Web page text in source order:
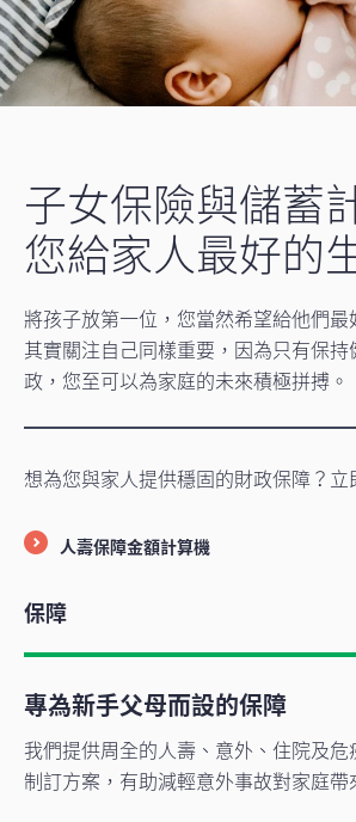
子女保險與儲蓄
您給家人最好的
將孩子放第一位，您當然希望給他們最
其實關注自己同樣重要，因為只有保
政，您至可以為家庭的未來積極拼搏。
想為您與家人提供穩固的財政保障？立
人壽保障金額計算機
保障
專為新手父母而設的保障
我們提供周全的人壽、意外、住院及
制訂方案，有助減輕意外事故對家庭帶